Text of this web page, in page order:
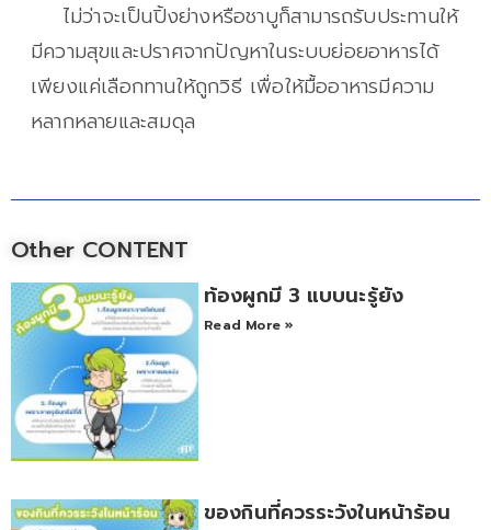
ไม่ว่าจะเป็นปิ้งย่างหรือชาบูก็สามารถรับประทานให้
มีความสุขและปราศจากปัญหาในระบบย่อยอาหารได้
เพียงแค่เลือกทานให้ถูกวิธี เพื่อให้มื้ออาหารมีความ
หลากหลายและสมดุล
Other CONTENT
ท้องผูกมี 3 แบบนะรู้ยัง
Read More »
ของกินที่ควรระวังในหน้าร้อน